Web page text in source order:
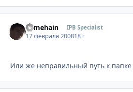
somehain IPB Specialist
17 февраля 200818 г
Или же неправильный путь к папке